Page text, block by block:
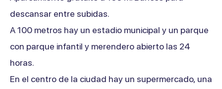
descansar entre subidas.
A 100 metros hay un estadio municipal y un parque
con parque infantil y merendero abierto las 24
horas.
En el centro de la ciudad hay un supermercado, una